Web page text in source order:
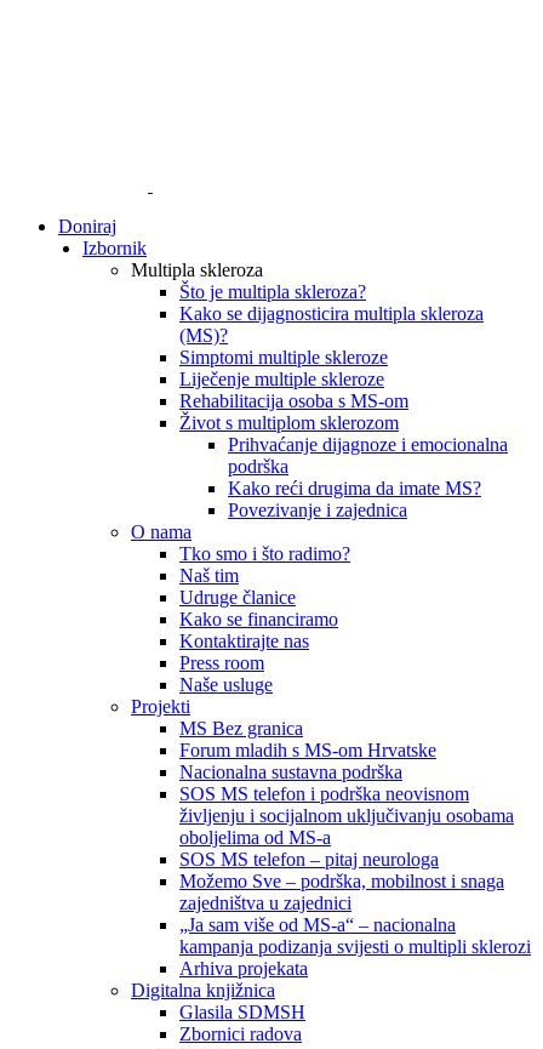
Doniraj
Izbornik
Multipla skleroza
Što je multipla skleroza?
Kako se dijagnosticira multipla skleroza
(MS)?
Simptomi multiple skleroze
Liječenje multiple skleroze
Rehabilitacija osoba s MS-om
Život s multiplom sklerozom
Prihvaćanje dijagnoze i emocionalna
podrška
Kako reći drugima da imate MS?
Povezivanje i zajednica
O nama
Tko smo i što radimo?
Naš tim
Udruge članice
Kako se financiramo
Kontaktirajte nas
Press room
Naše usluge
Projekti
MS Bez granica
Forum mladih s MS-om Hrvatske
Nacionalna sustavna podrška
SOS MS telefon i podrška neovisnom
življenju i socijalnom uključivanju osobama
oboljelima od MS-a
SOS MS telefon – pitaj neurologa
Možemo Sve – podrška, mobilnost i snaga
zajedništva u zajednici
„Ja sam više od MS-a“ – nacionalna
kampanja podizanja svijesti o multipli sklerozi
Arhiva projekata
Digitalna knjižnica
Glasila SDMSH
Zbornici radova